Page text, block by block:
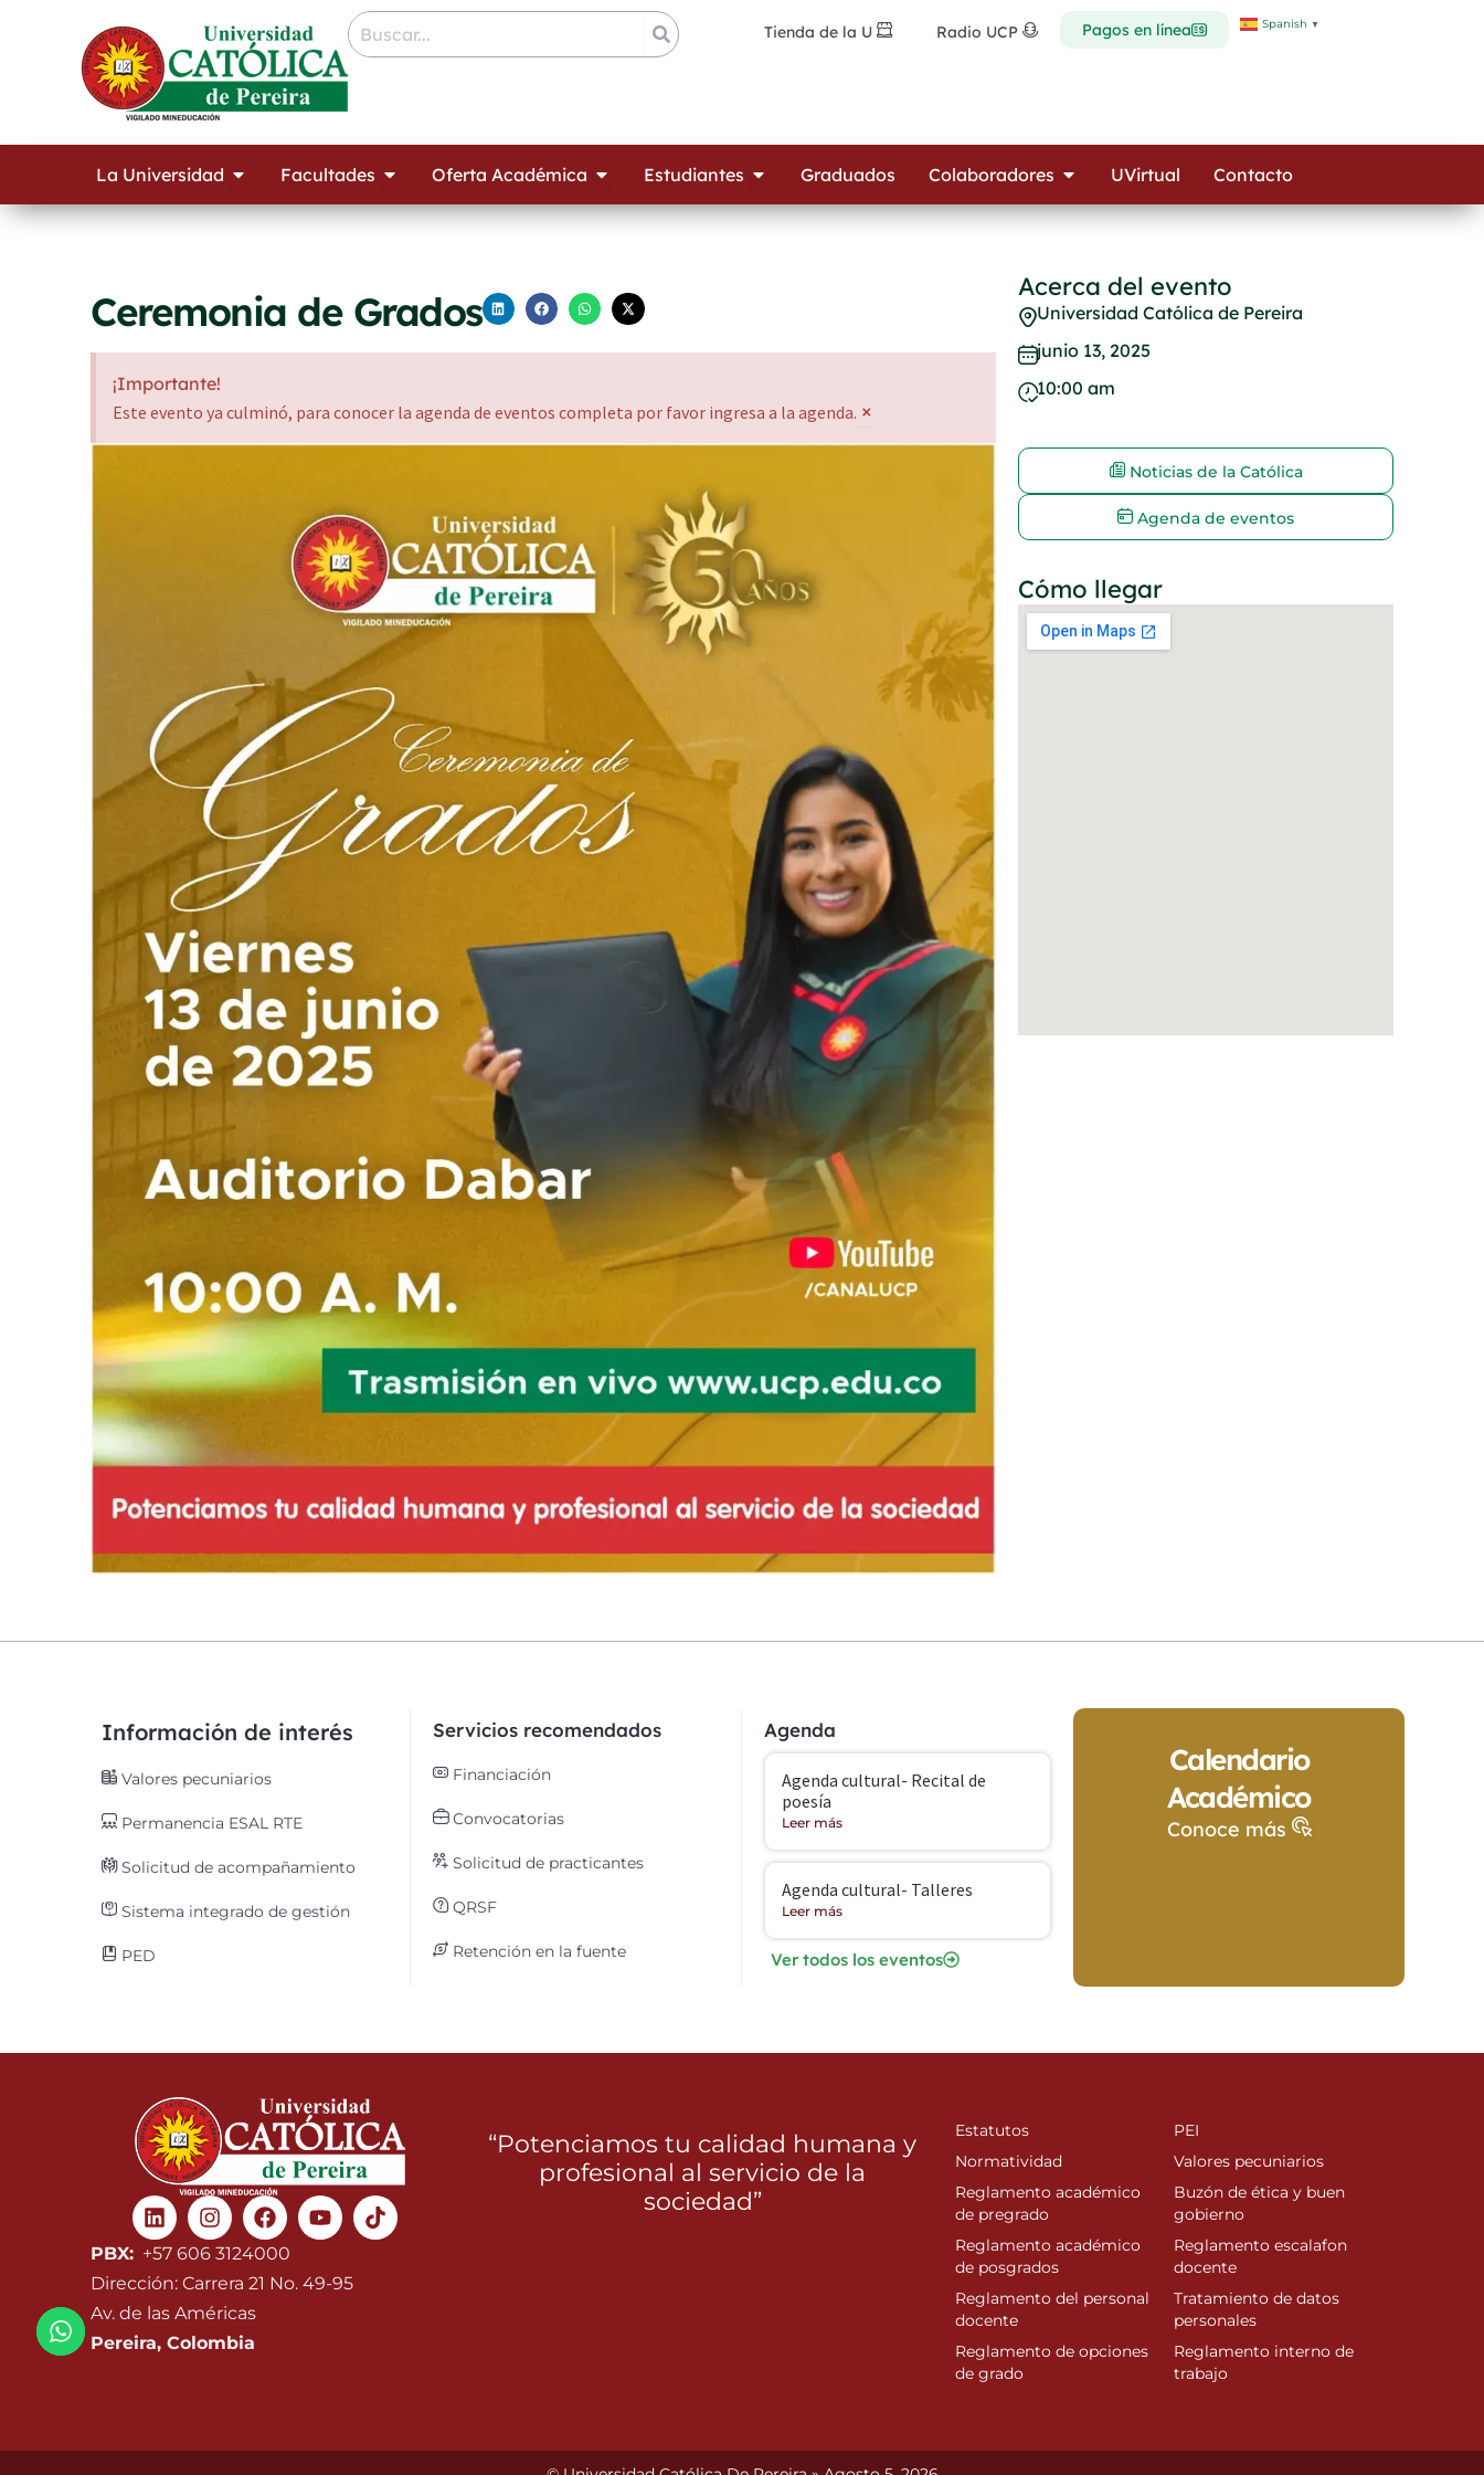
Tienda de la U Radio UCP Pagos en línea Spanish ▼
La Universidad Open La Universidad
Facultades Open Facultades
Oferta Académica Open Oferta Académica
Estudiantes Open Estudiantes
Graduados Colaboradores Open Colaboradores
UVirtual Contacto
Ceremonia de Grados
¡Importante!
Este evento ya culminó, para conocer la agenda de eventos completa por favor ingresa a la agenda. ×
Acerca del evento
Universidad Católica de Pereira
junio 13, 2025
10:00 am
Noticias de la Católica
Agenda de eventos
Cómo llegar
Información de interés
Valores pecuniarios
Permanencia ESAL RTE
Solicitud de acompañamiento
Sistema integrado de gestión
PED
Servicios recomendados
Financiación
Convocatorias
Solicitud de practicantes
QRSF
Retención en la fuente
Agenda
Agenda cultural- Recital de
poesía
Leer más
Agenda cultural- Talleres
Leer más
Ver todos los eventos
Calendario
Académico
Conoce más
LinkedinInstagram
Facebook
Youtube
PBX: +57 606 3124000
Dirección: Carrera 21 No. 49-95
Av. de las Américas
Pereira, Colombia
“Potenciamos tu calidad humana y
profesional al servicio de la
sociedad”
Estatutos
Normatividad
Reglamento académico
de pregrado
Reglamento académico
de posgrados
Reglamento del personal
docente
Reglamento de opciones
de grado
PEI
Valores pecuniarios
Buzón de ética y buen
gobierno
Reglamento escalafon
docente
Tratamiento de datos
personales
Reglamento interno de
trabajo